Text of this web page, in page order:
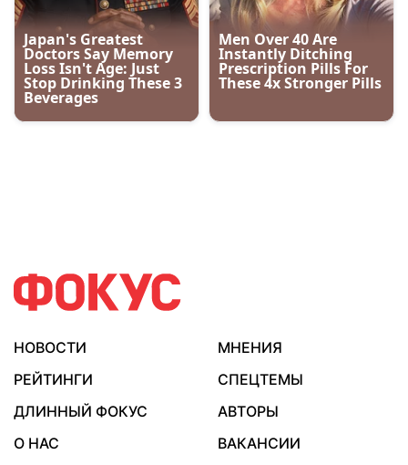
НОВОСТИ
МНЕНИЯ
РЕЙТИНГИ
СПЕЦТЕМЫ
ДЛИННЫЙ ФОКУС
АВТОРЫ
О НАС
ВАКАНСИИ